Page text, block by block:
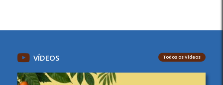
VÍDEOS Todos os Vídeos